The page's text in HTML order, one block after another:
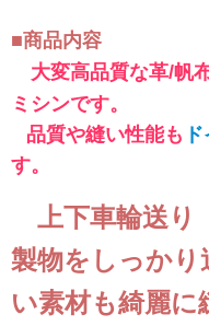
■商品内容
大変高品質な革/帆
ミシンです。
品質や縫い性能も
す。
上下車輪送り
製物をしっか
い素材も綺麗に